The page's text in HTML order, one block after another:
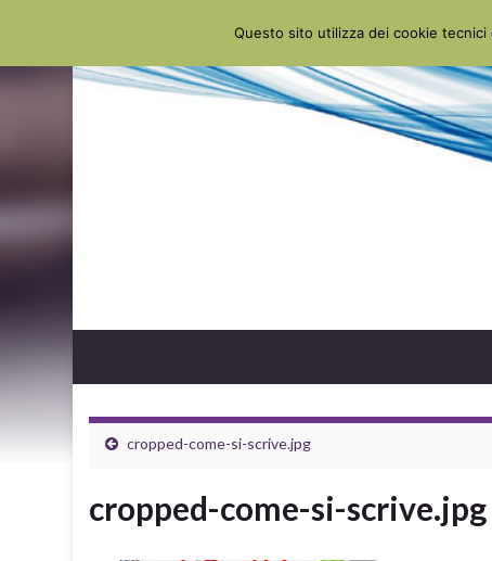
cropped-come-si-scrive.jpg
cropped-come-si-scrive.jpg
Questo sito utilizza dei cookie